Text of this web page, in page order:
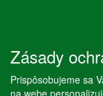
Naše služby
Servis
Zásady
Prispôsobujeme sa
na webe